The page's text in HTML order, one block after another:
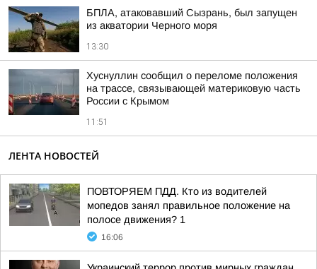
БПЛА, атаковавший Сызрань, был запущен
из акватории Черного моря
13:30
Хуснуллин сообщил о переломе положения
на трассе, связывающей материковую часть
России с Крымом
11:51
ЛЕНТА НОВОСТЕЙ
ПОВТОРЯЕМ ПДД. Кто из водителей
мопедов занял правильное положение на
полосе движения? 1
16:06